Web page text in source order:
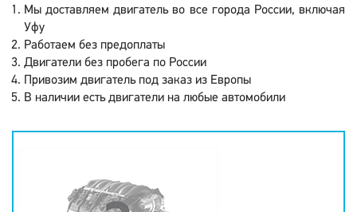
Мы доставляем двигатель во все города России, включая
Уфу
Работаем без предоплаты
Двигатели без пробега по России
Привозим двигатель под заказ из Европы
В наличии есть двигатели на любые автомобили